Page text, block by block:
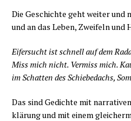
Die Geschich­te geht wei­ter und
und an das Leben, Zwei­feln
Eifer­sucht ist schnell auf dem
Miss mich nicht. Ver­miss mich.
im Schat­ten des Schie­be­dachs,
Das sind Gedich­te mit
klä­rung und mit einem